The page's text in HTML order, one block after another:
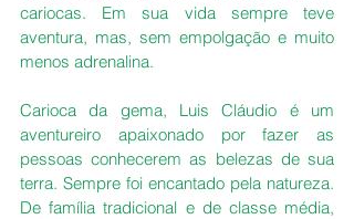
cariocas. Em sua vida sempre teve
aventura, mas, sem empolgação e muito
menos adrenalina.
Carioca da gema, Luis Cláudio é um
aventureiro apaixonado por fazer as
pessoas conhecerem as belezas de sua
terra. Sempre foi encantado pela natureza.
De família tradicional e de classe média,